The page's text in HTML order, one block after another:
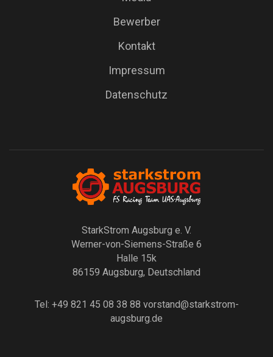
Bewerber
Kontakt
Impressum
Datenschutz
StarkStrom Augsburg e. V.
Werner-von-Siemens-Straße 6
Halle 15k
86159 Augsburg, Deutschland
Tel: +49 821 45 08 38 88 vorstand@starkstrom-
augsburg.de